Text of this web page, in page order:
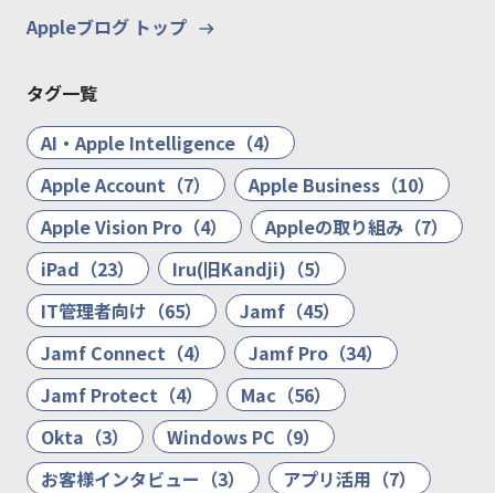
Appleブログ トップ
タグ一覧
AI・Apple Intelligence（4）
Apple Account（7）
Apple Business（10）
Apple Vision Pro（4）
Appleの取り組み（7）
iPad（23）
Iru(旧Kandji)（5）
IT管理者向け（65）
Jamf（45）
Jamf Connect（4）
Jamf Pro（34）
Jamf Protect（4）
Mac（56）
Okta（3）
Windows PC（9）
お客様インタビュー（3）
アプリ活用（7）